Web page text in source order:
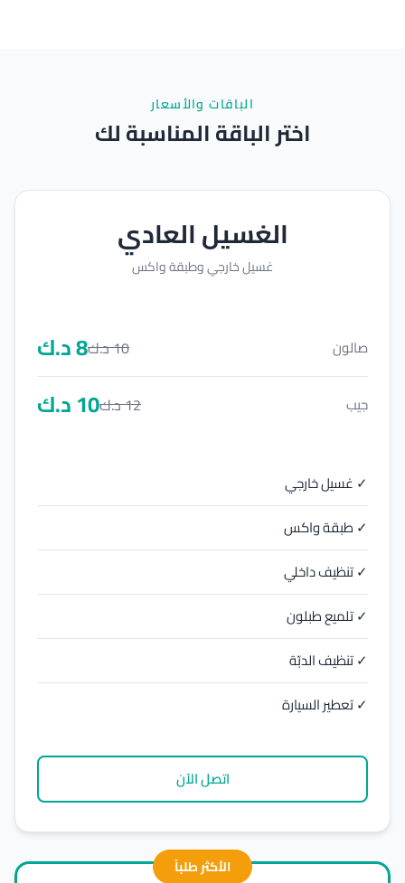
الباقات والأسعار
اختر الباقة المناسبة لك
الغسيل العادي
غسيل خارجي وطبقة واكس
صالون 10د.ك8د.ك
جيب 12د.ك10د.ك
✓ غسيل خارجي
✓ طبقة واكس
✓ تنظيف داخلي
✓ تلميع طبلون
✓ تنظيف الدبّة
✓ تعطير السيارة
اتصل الآن
الأكثر طلباً